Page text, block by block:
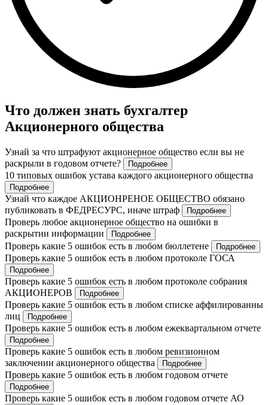
Что должен знать бухгалтер
Акционерного общества
Узнай за что штрафуют акционерное общество если вы не
раскрыли в годовом отчете?
Подробнее
10 типовых ошибок устава каждого акционерного общества
Подробнее
Узнай что каждое АКЦИОНРЕНОЕ ОБЩЕСТВО обязано
публиковать в ФЕДРЕСУРС, иначе штраф
Подробнее
Проверь любое акционерное общество на ошибки в
раскрытии информации
Подробнее
Проверь какие 5 ошибок есть в любом бюллетене Подробнее
Проверь какие 5 ошибок есть в любом протоколе ГОСА
Подробнее
Проверь какие 5 ошибок есть в любом протоколе собрания
АКЦИОНЕРОВ
Подробнее
Проверь какие 5 ошибок есть в любом списке аффилированны
лиц
Подробнее
Проверь какие 5 ошибок есть в любом ежеквартальном отчете
Подробнее
Проверь какие 5 ошибок есть в любом ревизионном
заключении акционерного общества
Подробнее
Проверь какие 5 ошибок есть в любом годовом отчете
Подробнее
Проверь какие 5 ошибок есть в любом годовом отчете АО